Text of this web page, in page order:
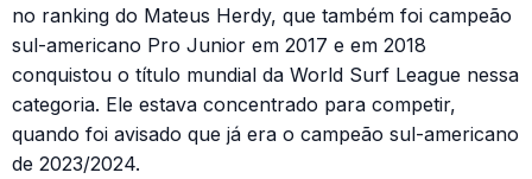
no ranking do Mateus Herdy, que também foi campeão
sul-americano Pro Junior em 2017 e em 2018
conquistou o título mundial da World Surf League nessa
categoria. Ele estava concentrado para competir,
quando foi avisado que já era o campeão sul-americano
de 2023/2024.